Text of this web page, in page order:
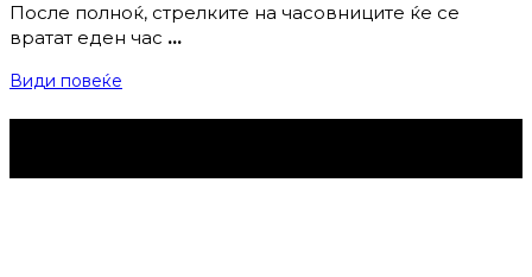
После полноќ, стрелките на часовниците ќе се
вратат еден час …
Види повеќе